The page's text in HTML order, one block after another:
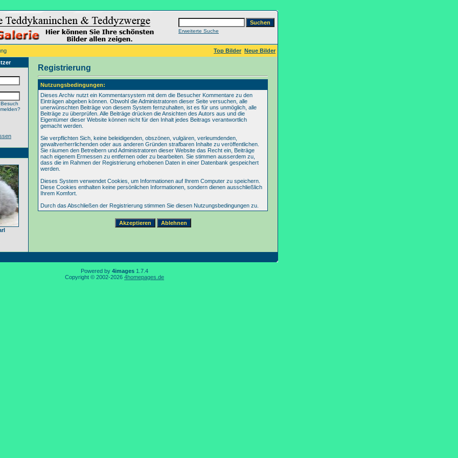
Erweiterte Suche
Top Bilder Neue Bilder
Registrierung
Nutzungsbedingungen:
Dieses Archiv nutzt ein Kommentarsystem mit dem die Besucher Kommentare zu den
Einträgen abgeben können. Obwohl die Administratoren dieser Seite versuchen, alle
unerwünschten Beiträge von diesem System fernzuhalten, ist es für uns unmöglich, alle
Beiträge zu überprüfen. Alle Beiträge drücken die Ansichten des Autors aus und die
Eigentümer dieser Website können nicht für den Inhalt jedes Beitrags verantwortlich
gemacht werden.
Sie verpflichten Sich, keine beleidigenden, obszönen, vulgären, verleumdenden,
gewaltverherrlichenden oder aus anderen Gründen strafbaren Inhalte zu veröffentlichen.
Sie räumen den Betreibern und Administratoren dieser Website das Recht ein, Beiträge
nach eigenem Ermessen zu entfernen oder zu bearbeiten. Sie stimmen ausserdem zu,
dass die im Rahmen der Registrierung erhobenen Daten in einer Datenbank gespeichert
werden.
Dieses System verwendet Cookies, um Informationen auf Ihrem Computer zu speichern.
Diese Cookies enthalten keine persönlichen Informationen, sondern dienen ausschließlich
Ihrem Komfort.
Durch das Abschließen der Registrierung stimmen Sie diesen Nutzungsbedingungen zu.
Powered by 4images 1.7.4
Copyright © 2002-2026 4homepages.de